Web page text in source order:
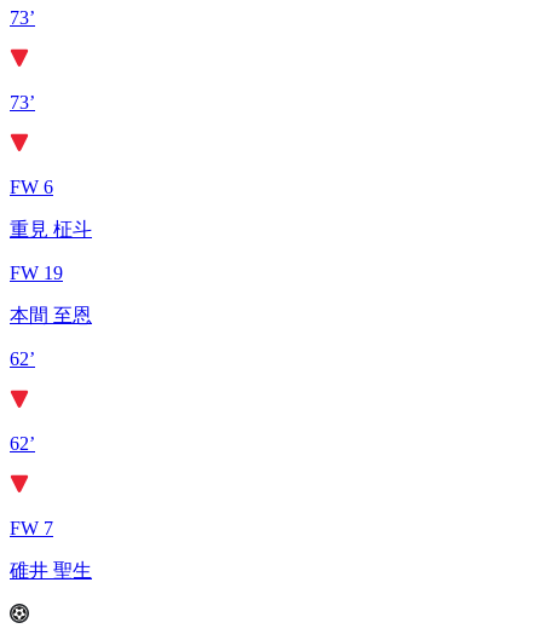
73’
73’
FW 6
重見 柾斗
FW 19
本間 至恩
62’
62’
FW 7
碓井 聖生